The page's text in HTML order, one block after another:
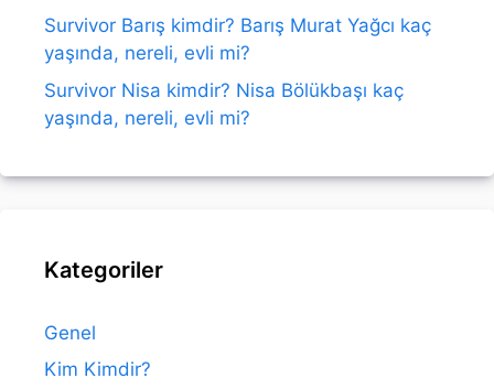
Survivor Barış kimdir? Barış Murat Yağcı kaç
yaşında, nereli, evli mi?
Survivor Nisa kimdir? Nisa Bölükbaşı kaç
yaşında, nereli, evli mi?
Kategoriler
Genel
Kim Kimdir?